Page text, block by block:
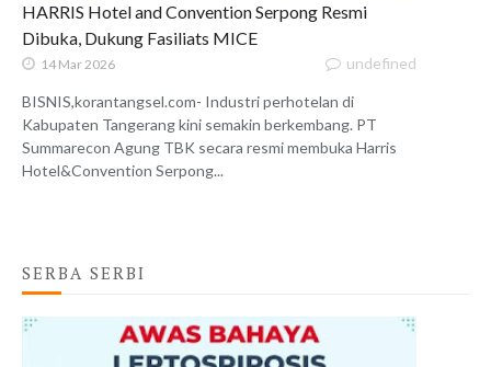
HARRIS Hotel and Convention Serpong Resmi
Dibuka, Dukung Fasiliats MICE
14 Mar 2026 undefined
BISNIS,korantangsel.com- Industri perhotelan di
Kabupaten Tangerang kini semakin berkembang. PT
Summarecon Agung TBK secara resmi membuka Harris
Hotel&Convention Serpong...
SERBA SERBI